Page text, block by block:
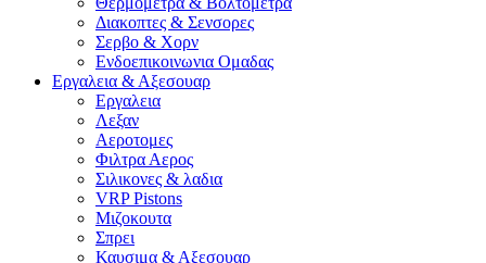
Διακοπτες & Σενσορες
Σερβο & Χορν
Ενδοεπικοινωνια Ομαδας
Εργαλεια & Αξεσουαρ
Εργαλεια
Λεξαν
Αεροτομες
Φιλτρα Αερος
Σιλικονες & λαδια
VRP Pistons
Μιζοκουτα
Σπρει
Καυσιμα & Αξεσουαρ